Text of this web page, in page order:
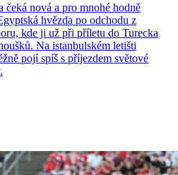
čeká nová a pro mnohé hodně
hvězda po odchodu z
kde ji už při příletu do Turecka
Na istanbulském letišti
pojí spíš s příjezdem světové